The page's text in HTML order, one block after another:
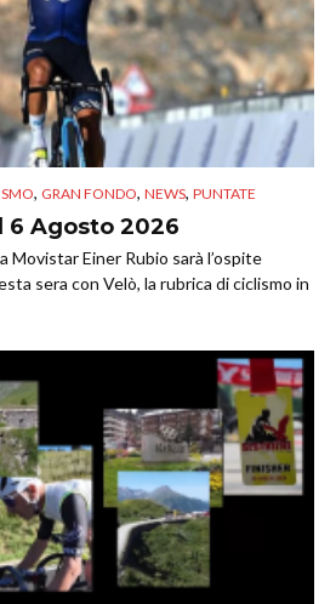
, GRAN FONDO, NEWS, PUNTATE
6 Agosto 2026
Movistar Einer Rubio sarà l’ospite
sera con Velò, la rubrica di ciclismo in